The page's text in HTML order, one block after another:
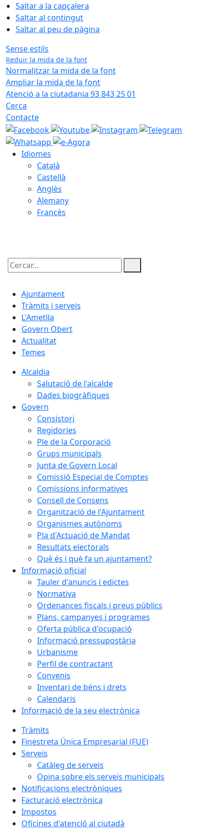
Saltar a la capçalera
Saltar al contingut
Saltar al peu de pàgina
Sense estils
Reduir la mida de la font
Normalitzar la mida de la font
Ampliar la mida de la font
Atenció a la ciutadania 93 843 25 01
Cerca
Contacte
Idiomes
Català
Castellà
Anglès
Alemany
Francès
Cercar:
Ajuntament
Tràmits i serveis
L'Ametlla
Govern Obert
Actualitat
Temes
Alcaldia
Salutació de l'alcalde
Dades biogràfiques
Govern
Consistori
Regidories
Ple de la Corporació
Grups municipals
Junta de Govern Local
Comissió Especial de Comptes
Comissions informatives
Consell de Consens
Organització de l'Ajuntament
Organismes autònoms
Pla d'Actuació de Mandat
Resultats electorals
Què és i què fa un ajuntament?
Informació oficial
Tauler d'anuncis i edictes
Normativa
Ordenances fiscals i preus públics
Plans, campanyes i programes
Oferta pública d'ocupació
Informació pressupostària
Urbanisme
Perfil de contractant
Convenis
Inventari de béns i drets
Calendaris
Informació de la seu electrònica
Tràmits
Finestreta Única Empresarial (FUE)
Serveis
Catàleg de serveis
Opina sobre els serveis municipals
Notificacions electròniques
Facturació electrònica
Impostos
Oficines d'atenció al ciutadà